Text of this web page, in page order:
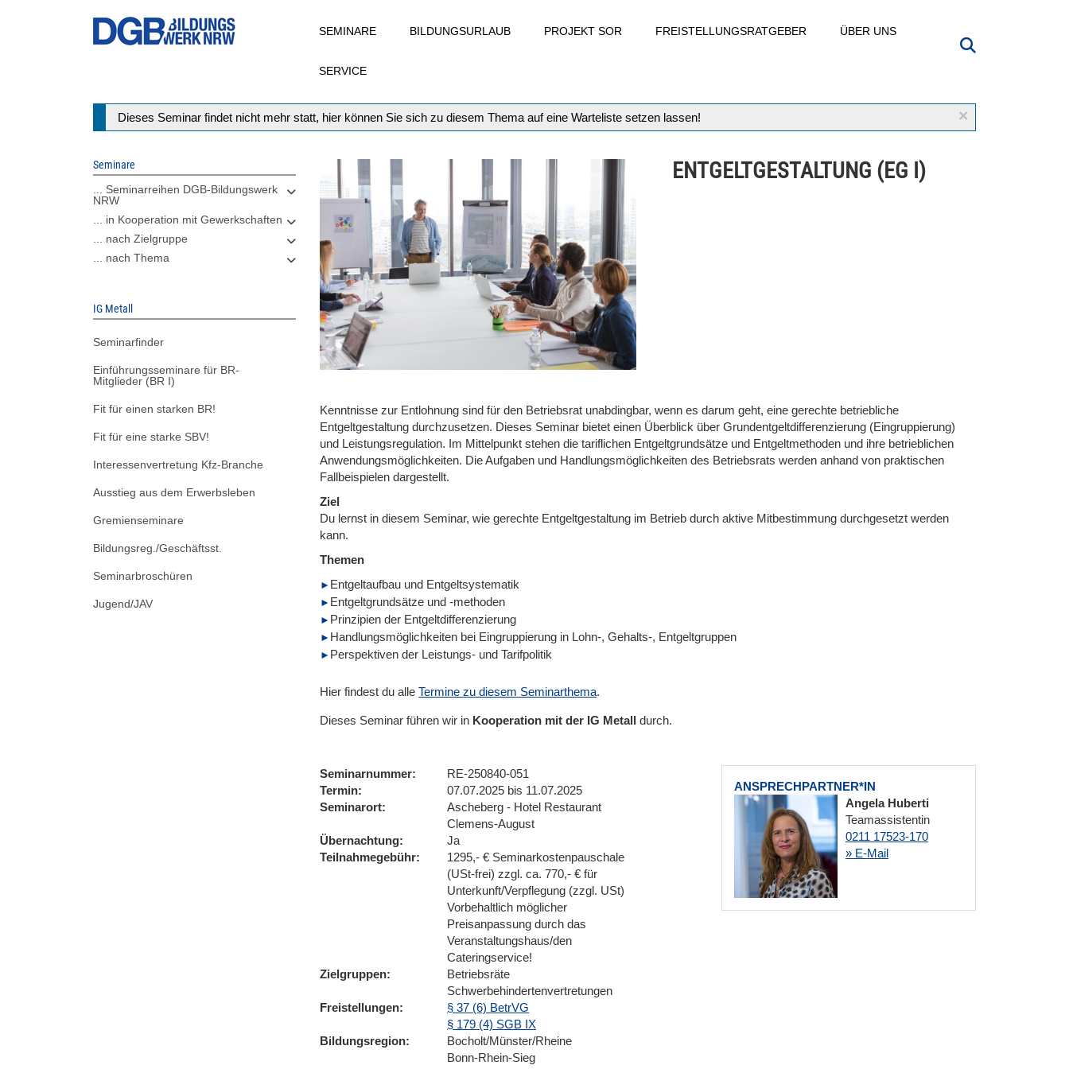
SEMINARE BILDUNGSURLAUB PROJEKT SOR FREISTELLUNGSRATGEBER ÜBER UNS
SERVICE
×
Statusmeldung
Dieses Seminar findet nicht mehr statt, hier können Sie sich zu diesem Thema auf eine Warteliste setzen lassen!
Seminare
... Seminarreihen DGB-Bildungswerk
NRW
... in Kooperation mit Gewerkschaften
... nach Zielgruppe
... nach Thema
IG Metall
Seminarfinder
Einführungsseminare für BR-
Mitglieder (BR I)
Fit für einen starken BR!
Fit für eine starke SBV!
Interessenvertretung Kfz-Branche
Ausstieg aus dem Erwerbsleben
Gremienseminare
Bildungsreg./Geschäftsst.
Seminarbroschüren
Jugend/JAV
ENTGELTGESTALTUNG (EG I)
Kenntnisse zur Entlohnung sind für den Betriebsrat unabdingbar, wenn es darum geht, eine gerechte betriebliche
Entgeltgestaltung durchzusetzen. Dieses Seminar bietet einen Überblick über Grundentgeltdifferenzierung (Eingruppierung)
und Leistungsregulation. Im Mittelpunkt stehen die tariflichen Entgeltgrundsätze und Entgeltmethoden und ihre betrieblichen
Anwendungsmöglichkeiten. Die Aufgaben und Handlungsmöglichkeiten des Betriebsrats werden anhand von praktischen
Fallbeispielen dargestellt.
Ziel
Du lernst in diesem Seminar, wie gerechte Entgeltgestaltung im Betrieb durch aktive Mitbestimmung durchgesetzt werden
kann.
Themen
Entgeltaufbau und Entgeltsystematik
Entgeltgrundsätze und -methoden
Prinzipien der Entgeltdifferenzierung
Handlungsmöglichkeiten bei Eingruppierung in Lohn-, Gehalts-, Entgeltgruppen
Perspektiven der Leistungs- und Tarifpolitik
Hier findest du alle Termine zu diesem Seminarthema.
Dieses Seminar führen wir in Kooperation mit der IG Metall durch.
ANSPRECHPARTNER*IN
Angela Huberti
Teamassistentin
0211 17523-170
» E-Mail
Seminarnummer
RE-250840-051
Termin
07.07.2025 bis 11.07.2025
Seminarort
Ascheberg - Hotel Restaurant
Clemens-August
Übernachtung
Ja
Teilnahmegebühr
1295,- € Seminarkostenpauschale
(USt-frei) zzgl. ca. 770,- € für
Unterkunft/Verpflegung (zzgl. USt)
Vorbehaltlich möglicher
Preisanpassung durch das
Veranstaltungshaus/den
Cateringservice!
Zielgruppen
Betriebsräte
Schwerbehindertenvertretungen
Freistellungen
§ 37 (6) BetrVG
§ 179 (4) SGB IX
Bildungsregion
Bocholt/Münster/Rheine
Bonn-Rhein-Sieg